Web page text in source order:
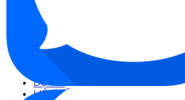
HỖ TRỢ KỸ THUẬT
Giải pháp/Ứng dụng
Tài liệu tổng hợp
Tra cứu lỗi biến tần các hãng
DỰ ÁN
LIÊN HỆ